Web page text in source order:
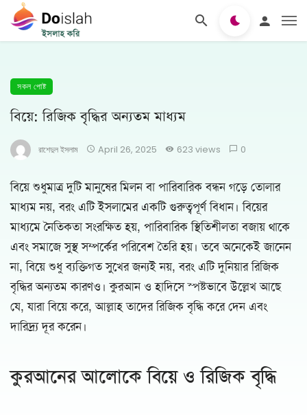
সকল পোষ্ট
বিয়ে: রিজিক বৃদ্ধির অন্যতম মাধ্যম
রাশেদুল ইসলাম April 26, 2025 623 views 0
বিয়ে শুধুমাত্র দুটি মানুষের মিলন বা পারিবারিক বন্ধন গড়ে তোলার
মাধ্যম নয়, বরং এটি ইসলামের একটি গুরুত্বপূর্ণ বিধান। বিয়ের
মাধ্যমে নৈতিকতা সংরক্ষিত হয়, পারিবারিক স্থিতিশীলতা বজায় থাকে
এবং সমাজে সুস্থ সম্পর্কের পরিবেশ তৈরি হয়। তবে অনেকেই জানেন
না, বিয়ে শুধু ব্যক্তিগত সুখের জন্যই নয়, বরং এটি দুনিয়ার রিজিক
বৃদ্ধির অন্যতম কারণও। কুরআন ও হাদিসে স্পষ্টভাবে উল্লেখ আছে
যে, যারা বিয়ে করে, আল্লাহ তাদের রিজিক বৃদ্ধি করে দেন এবং
দারিদ্র্য দূর করেন।
কুরআনের আলোকে বিয়ে ও রিজিক বৃদ্ধি